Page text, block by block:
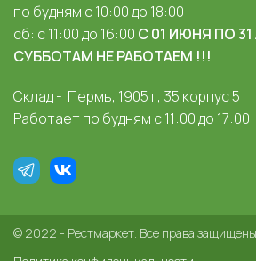
по будням с 10:00 до 18:00
сб: с 11:00 до 16:00 С 01 ИЮНЯ ПО
СУББОТАМ НЕ РАБОТАЕМ !!!
Склад - Пермь, 1905 г, 35 корпус 5
Работает по будням с 11:00 до 17:00
© 2022 - Рестмаркет. Все права защищены